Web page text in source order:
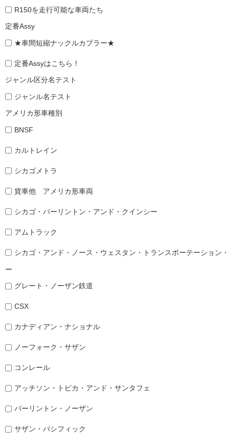
R150を走行可能な車両たち
定番Assy
★車間短縮ナックルカプラー★
定番Assyはこちら！
ジャンル区分名テスト
ジャンル名テスト
アメリカ形車種別
BNSF
カルトレイン
シカゴメトラ
貨車他 アメリカ形車両
シカゴ・バーリントン・アンド・クインシー
アムトラック
シカゴ・アンド・ノース・ウェスタン・トランスポーテーション
ー
グレート・ノーザン鉄道
CSX
カナディアン・ナショナル
ノーフォーク・サザン
コンレール
アッチソン・トピカ・アンド・サンタフェ
バーリントン・ノーザン
サザン・パシフィック